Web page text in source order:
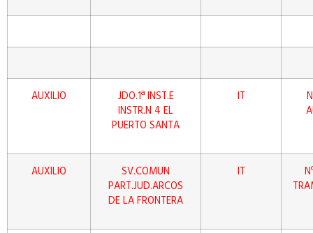
AUXILIO
JDO.1ª INST.E
INSTR.N 4 EL
PUERTO SANTA
IT
AUXILIO
SV.COMUN
PART.JUD.ARCOS
DE LA FRONTERA
IT